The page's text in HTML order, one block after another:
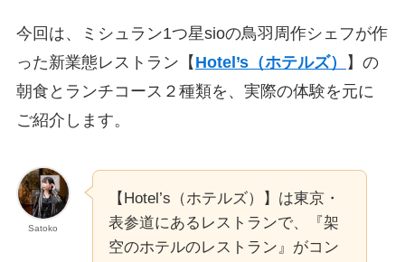
今回は、ミシュラン1つ星sioの鳥羽周作シェフが作
った新業態レストラン【 Hotel’s（ホテルズ）
】の
朝食とランチコース２種類を、実際の体験を元に
ご紹介します。
Satoko
【Hotel’s（ホテルズ）】は東京・
表参道にあるレストランで、『架
空のホテルのレストラン』がコン